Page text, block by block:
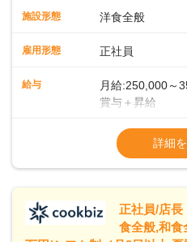
できます。また、20代・30代
大きな特徴です。 ◆ライブキッ
ンを極めたベテラン。朝食・ラ
きたてパンをメインとしたビ
あり、お客様との距離が近い
けでなく演出スキルも身につ
ァンを一緒に増やしていきまし
施設形態 洋食全般
雇用形態 正社員
給与
月給:250,000～
賞与＋昇給
※試用期間 3ヶ
※固定残業代15
詳細
正社員/店長
食全般,和食